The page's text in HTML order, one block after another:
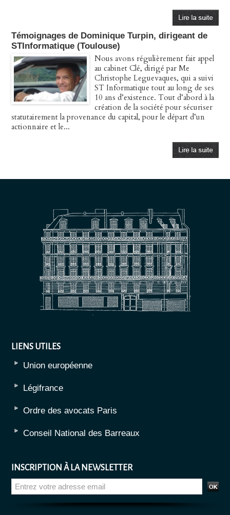
Témoignages de Dominique Turpin, dirigeant de
STInformatique (Toulouse)
Nous avons régulièrement fait appel
au cabinet Clé, dirigé par Me
Christophe Leguevaques, qui a suivi
ST Informatique tout au long de ses
10 ans d’existence. Tout d’abord à la
création de la société pour sécuriser
statutairement la provenance du capital, pour le départ d’un
actionnaire et le...
LIENS UTILES
Union européenne
Légifrance
Ordre des avocats Paris
Conseil National des Barreaux
INSCRIPTION À LA NEWSLETTER